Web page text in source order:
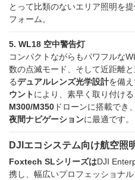
とって比類のないエリア照明を提
フォーム。
5. WL18 空中警告灯
コンパクトながらもパワフルな
数の点滅モード、そして近距離
るデュアルレンズ光学設計を備え
ウントにより、素早く取り付ける
M300/M350 ドローンに搭載でき、
夜間ナビゲーションに最適です。
DJIエコシステム向け航空照
Foxtech SLシリーズはDJI
携し、幅広いプロフェッショナ